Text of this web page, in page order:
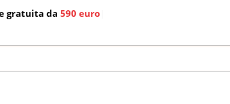
gratuita da 590 euro